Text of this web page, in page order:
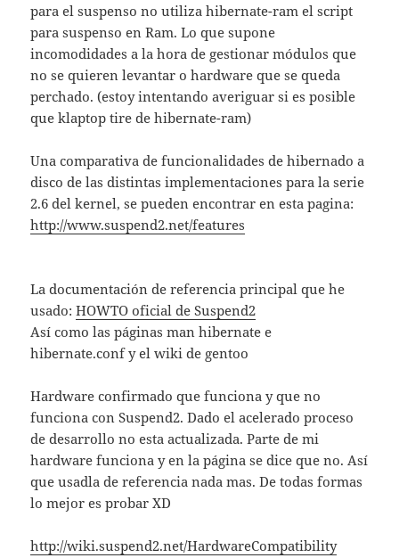
para el suspenso no utiliza hibernate-ram el script
para suspenso en Ram. Lo que supone
incomodidades a la hora de gestionar módulos que
no se quieren levantar o hardware que se queda
perchado. (estoy intentando averiguar si es posible
que klaptop tire de hibernate-ram)
Una comparativa de funcionalidades de hibernado a
disco de las distintas implementaciones para la serie
2.6 del kernel, se pueden encontrar en esta pagina:
http://www.suspend2.net/features
La documentación de referencia principal que he
usado:HOWTO oficial de Suspend2
Así como las páginas man hibernate e
hibernate.conf y el wiki de gentoo
Hardware confirmado que funciona y que no
funciona con Suspend2. Dado el acelerado proceso
de desarrollo no esta actualizada. Parte de mi
hardware funciona y en la página se dice que no. Así
que usadla de referencia nada mas. De todas formas
lo mejor es probar XD
http://wiki.suspend2.net/HardwareCompatibility